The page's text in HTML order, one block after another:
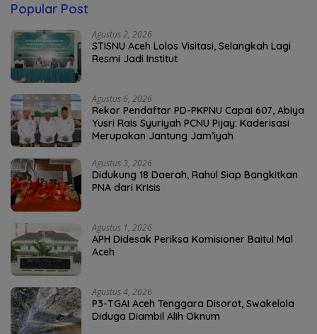
Popular Post
Agustus 2, 2026
STISNU Aceh Lolos Visitasi, Selangkah Lagi
Resmi Jadi Institut
Agustus 6, 2026
Rekor Pendaftar PD-PKPNU Capai 607, Abiya
Yusri Rais Syuriyah PCNU Pijay: Kaderisasi
Merupakan Jantung Jam’iyah
Agustus 3, 2026
Didukung 18 Daerah, Rahul Siap Bangkitkan
PNA dari Krisis
Agustus 1, 2026
APH Didesak Periksa Komisioner Baitul Mal
Aceh
Agustus 4, 2026
P3-TGAI Aceh Tenggara Disorot, Swakelola
Diduga Diambil Alih Oknum